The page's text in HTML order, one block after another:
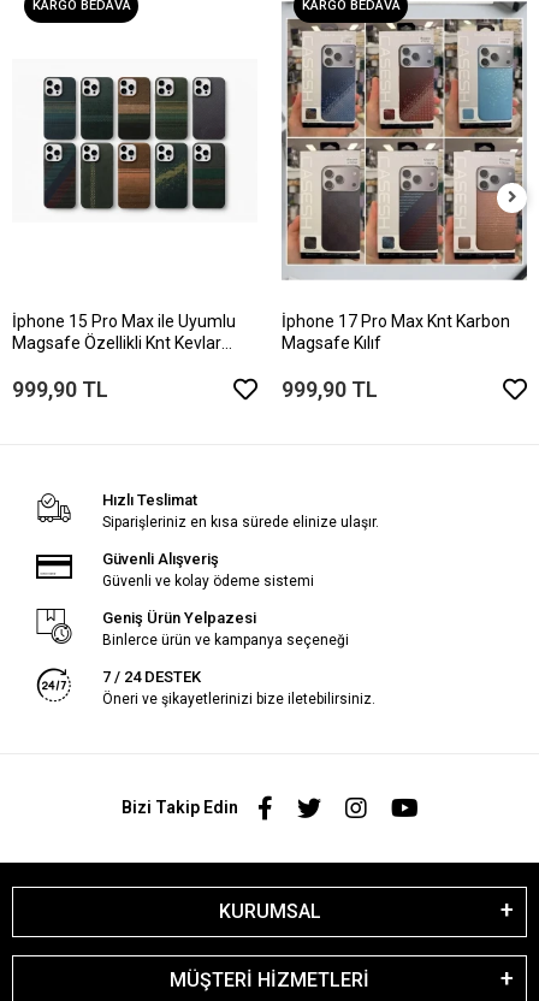
KARGO BEDAVA
İphone 15 Pro Max ile Uyumlu
Magsafe Özellikli Knt Kevlar
999,90 TL
KARGO BEDAVA
İphone 17 Pro Max Knt Karbon
Magsafe Kılıf
999,90 TL
Hızlı Teslimat
Siparişleriniz en kısa sürede elinize ulaşır.
Güvenli Alışveriş
Güvenli ve kolay ödeme sistemi
Geniş Ürün Yelpazesi
Binlerce ürün ve kampanya seçeneği
7 / 24 DESTEK
Öneri ve şikayetlerinizi bize iletebilirsiniz.
Bizi Takip Edin
KURUMSAL
MÜŞTERİ HİZMETLERİ